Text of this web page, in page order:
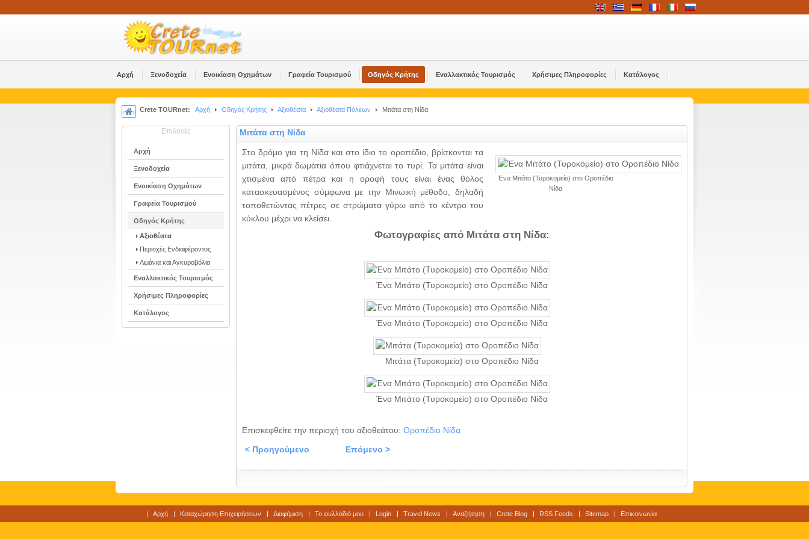
Αρχή Ξενοδοχεία Ενοικίαση Οχημάτων Γραφεία Τουρισμού Οδηγός Κρήτης Εναλλακτικός Τουρισμός Χρήσιμες Πληροφορίες Κατάλογος
Crete TOURnet: Αρχή Οδηγός Κρήτης Αξιοθέατα Αξιοθέατα Πόλεων Μιτάτα στη Νίδα
Επιλογές
Αρχή
Ξενοδοχεία
Ενοικίαση Οχημάτων
Γραφεία Τουρισμού
Οδηγός Κρήτης
Αξιοθέατα
Περιοχές Ενδιαφέροντος
Λιμάνια και Αγκυροβόλια
Εναλλακτικός Τουρισμός
Χρήσιμες Πληροφορίες
Κατάλογος
Μιτάτα στη Νίδα
Ένα Μιτάτο (Τυροκομείο) στο Οροπέδιο
Νίδα
Στο δρόμο για τη Νίδα και στο ίδιο το οροπέδιο, βρίσκονται τα
μιτάτα, μικρά δωμάτια όπου φτιάχνεται το τυρί. Τα μιτάτα είναι
χτισμένα από πέτρα και η οροφή τους είναι ένας θόλος
κατασκευασμένος σύμφωνα με την Μινωική μέθοδο, δηλαδή
τοποθετώντας πέτρες σε στρώματα γύρω από το κέντρο του
κύκλου μέχρι να κλείσει.
Φωτογραφίες από Μιτάτα στη Νίδα:
Ένα Μιτάτο (Τυροκομείο) στο Οροπέδιο Νίδα
Ένα Μιτάτο (Τυροκομείο) στο Οροπέδιο Νίδα
Μιτάτα (Τυροκομεία) στο Οροπέδιο Νίδα
Ένα Μιτάτο (Τυροκομείο) στο Οροπέδιο Νίδα
Επισκεφθείτε την περιοχή του αξιοθεάτου: Οροπέδιο Νίδα
< Προηγούμενο Επόμενο >
Αρχή Καταχώρηση Επιχειρήσεων Διαφήμιση Το φυλλάδιό μου Login Travel News Αναζήτηση Crete Blog RSS Feeds Sitemap Επικοινωνία